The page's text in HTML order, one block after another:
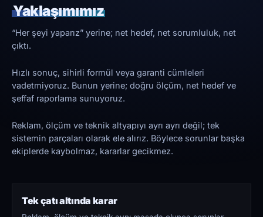
Yaklaşımımız
“Her şeyi yaparız” yerine; net hedef, net sorumluluk, net
çıktı.
Hızlı sonuç, sihirli formül veya garanti cümleleri
vadetmiyoruz. Bunun yerine; doğru ölçüm, net hedef ve
şeffaf raporlama sunuyoruz.
Reklam, ölçüm ve teknik altyapıyı ayrı ayrı değil; tek
sistemin parçaları olarak ele alırız. Böylece sorunlar başka
ekiplerde kaybolmaz, kararlar gecikmez.
Tek çatı altında karar